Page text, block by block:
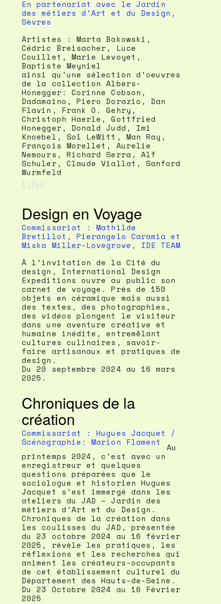
En partenariat avec le Jardin
des métiers d’Art et du Design,
Sèvres
Artistes : Marta Bakowski,
Cédric Breisacher, Luce
Couillet, Marie Levoyet,
Baptiste Meyniel
ainsi qu’une sélection d’oeuvres
de la collection Albers-
Honegger: Corinne Cobson,
Dadamaino, Piero Dorazio, Dan
Flavin, Frank O. Gehry,
Christoph Haerle, Gottfried
Honegger, Donald Judd, Imi
Knoebel, Sol LeWitt, Man Ray,
François Morellet, Aurelie
Nemours, Richard Serra, Alf
Schuler, Claude Viallat, Sanford
Wurmfeld
Design en Voyage
Commissariat : Mathilde
Bretillot, Pierangelo Caramia et
Miska Miller-Lovegrove, IDE TEAM
À l’invitation de la Cité du
design, International Design
Expeditions ouvre au public son
carnet de voyage. Près de 150
objets en céramique mais aussi
des textes, des photographies,
des vidéos plongent le visiteur
dans une aventure créative et
humaine inédite, entremêlant
cultures culinaires, savoir-
faire artisanaux et pratiques de
design.
Du 20 septembre 2024 au 16 mars
2025.
Chroniques de la
création
Commissariat : Hugues Jacquet /
Scénographie: Marion Flament
Au
printemps 2024, c’est avec un
enregistreur et quelques
questions préparées que le
sociologue et historien Hugues
Jacquet s’est immergé dans les
ateliers du JAD – Jardin des
métiers d’Art et du Design.
Chroniques de la création dans
les coulisses du JAD, présentée
du 23 octobre 2024 au 16 février
2025, révèle les pratiques, les
réflexions et les recherches qui
animent les créateurs-occupants
de cet établissement culturel du
Département des Hauts-de-Seine.
Du 23 Octobre 2024 au 16 Février
2025